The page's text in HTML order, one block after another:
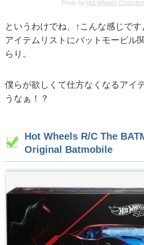
Photo by Hot Wheels
というわけでね、↑こんな感じです
アイテムリストにバットモービル
らり。
僕らが欲しくて仕方なくなるアイ
うなぁ！？
Hot Wheels R/C The
Original Batmobile